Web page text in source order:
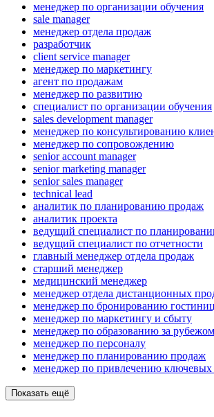
менеджер по организации обучения
sale manager
менеджер отдела продаж
разработчик
client service manager
менеджер по маркетингу
агент по продажам
менеджер по развитию
специалист по организации обучения
sales development manager
менеджер по консультированию
менеджер по сопровождению
senior account manager
senior marketing manager
senior sales manager
technical lead
аналитик по планированию продаж
аналитик проекта
ведущий специалист по
ведущий специалист по отчетности
главный менеджер отдела продаж
старший менеджер
медицинский менеджер
менеджер отдела дистанционных
менеджер по бронированию гостиниц
менеджер по маркетингу и сбыту
менеджер по образованию за рубежом
менеджер по персоналу
менеджер по планированию продаж
менеджер по привлечению ключевых
Показать ещё